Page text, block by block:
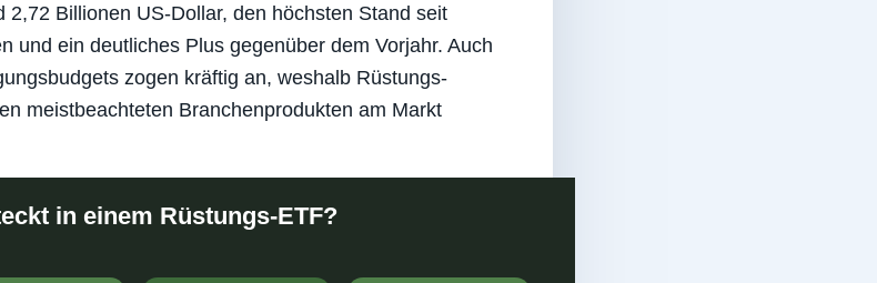
2,72 Billionen US-Dollar, den höchsten Stand seit
und ein deutliches Plus gegenüber dem Vorjahr. Auch
zogen kräftig an, weshalb Rüstungs-
meistbeachteten Branchenprodukten am Markt
in einem Rüstungs-ETF?